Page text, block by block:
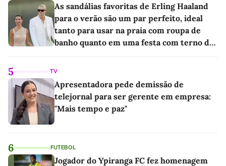
As sandálias favoritas de Erling Haaland
para o verão são um par perfeito, ideal
tanto para usar na praia com roupa de
banho quanto em uma festa com terno de
5 TV
Apresentadora pede demissão de
telejornal para ser gerente em empresa:
"Mais tempo e paz"
6 FUTEBOL
Jogador do Ypiranga FC fez homenagem